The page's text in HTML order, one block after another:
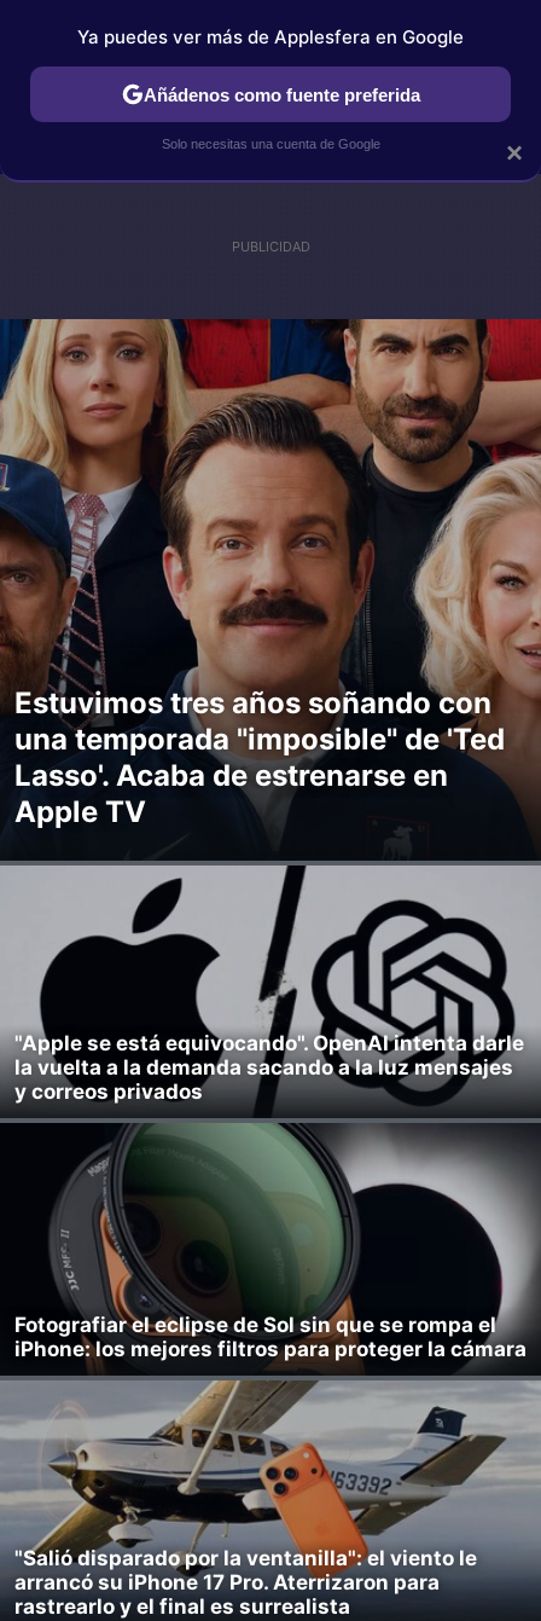
IPHONE TUTORIALES APPLESFERA SELECCIÓN
Estuvimos tres años soñando con
una temporada "imposible" de 'Ted
Lasso'. Acaba de estrenarse en
Apple TV
"Apple se está equivocando". OpenAI intenta darle
la vuelta a la demanda sacando a la luz mensajes
y correos privados
Fotografiar el eclipse de Sol sin que se rompa el
iPhone: los mejores filtros para proteger la cámara
"Salió disparado por la ventanilla": el viento le
arrancó su iPhone 17 Pro. Aterrizaron para
rastrearlo y el final es surrealista
×
Ya puedes ver más de Applesfera en Google
Añádenos como fuente preferida
Solo necesitas una cuenta de Google